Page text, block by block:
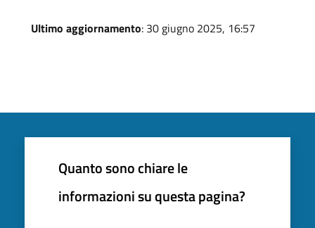
Ultimo aggiornamento: 30 giugno 2025, 16:57
Quanto sono chiare le
informazioni su questa pagina?